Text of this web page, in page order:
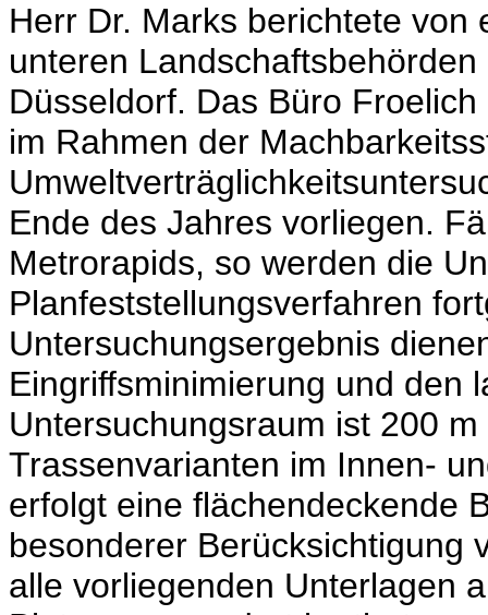
Herr Dr. Marks berichtete von
unteren
Düsseldorf. Das Büro
im Rahmen der
Ende des Jahres vorliegen.
Metrorapids, so werden die
Planfeststellungsverfahren
Untersuchungsergebnis
Eingriffsminimierung und den
Untersuchungsraum ist 200
Trassenvarianten im Innen-
erfolgt eine flächendeckende
besonderer Berücksichtigung
alle vorliegenden Unterlagen